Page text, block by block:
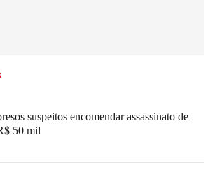
suspeitos encomendar assassinato de
50 mil